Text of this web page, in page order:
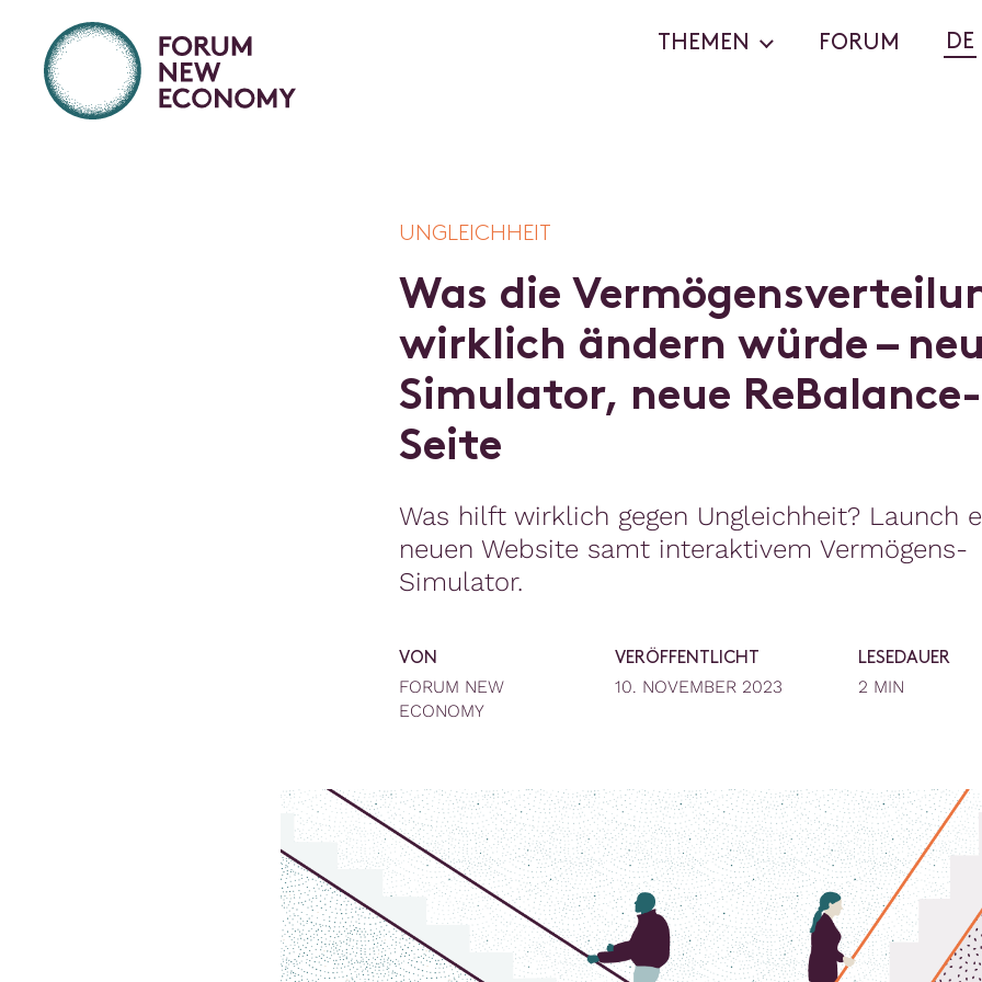
THEMEN FORUM DE
UNGLEICHHEIT
Was die Vermögensverteilu
wirklich ändern würde – ne
Simulator, neue ReBalance-
Seite
Was hilft wirklich gegen Ungleichheit? Launch
neuen Website samt interaktivem Vermögens-
Simulator.
VON
FORUM NEW
ECONOMY
VERÖFFENTLICHT
10. NOVEMBER 2023
LESEDAUER
2 MIN